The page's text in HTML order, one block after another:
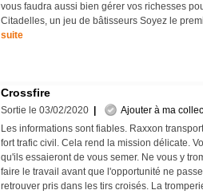
vous faudra aussi bien gérer vos richesses
Citadelles, un jeu de bâtisseurs Soyez le
suite
Crossfire
Sortie le 03/02/2020
Ajouter à ma
Les informations sont fiables. Raxxon
fort trafic civil. Cela rend la mission délicate.
qu'ils essaieront de vous semer. Ne vous y
faire le travail avant que l'opportunité ne
retrouver pris dans les tirs croisés. La